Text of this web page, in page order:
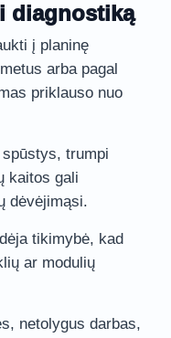
diagnostiką
į planinę
arba pagal
priklauso nuo
trumpi
kaitos gali
dėvėjimąsi.
tikimybė, kad
ar modulių
netolygus darbas,